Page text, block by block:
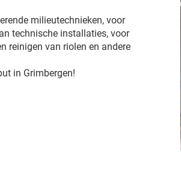
milieutechnieken, voor
technische installaties, voor
reinigen van riolen en andere
in Grimbergen!